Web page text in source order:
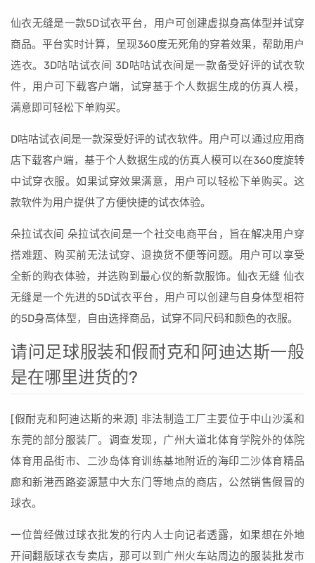
仙衣无缝是一款5D试衣平台，用户可创建虚拟身高体型并试穿
商品。平台实时计算，呈现360度无死角的穿着效果，帮助用户
选衣。3D咕咕试衣间 3D咕咕试衣间是一款备受好评的试衣软
件，用户可下载客户端，试穿基于个人数据生成的仿真人模，
满意即可轻松下单购买。
D咕咕试衣间是一款深受好评的试衣软件。用户可以通过应用商
店下载客户端，基于个人数据生成的仿真人模可以在360度旋转
中试穿衣服。如果试穿效果满意，用户可以轻松下单购买。这
款软件为用户提供了方便快捷的试衣体验。
朵拉试衣间 朵拉试衣间是一个社交电商平台，旨在解决用户穿
搭难题、购买前无法试穿、退换货不便等问题。用户可以享受
全新的购衣体验，并选购到最心仪的新款服饰。仙衣无缝 仙衣
无缝是一个先进的5D试衣平台，用户可以创建与自身体型相符
的5D身高体型，自由选择商品，试穿不同尺码和颜色的衣服。
请问足球服装和假耐克和阿迪达斯一般
是在哪里进货的?
[假耐克和阿迪达斯的来源] 非法制造工厂主要位于中山沙溪和
东莞的部分服装厂。调查发现，广州大道北体育学院外的体院
体育用品街市、二沙岛体育训练基地附近的海印二沙体育精品
廊和新港西路姿源慧中大东门等地点的商店，公然销售假冒的
球衣。
一位曾经做过球衣批发的行内人士向记者透露，如果想在外地
开间翻版球衣专卖店，那可以到广州火车站周边的服装批发市